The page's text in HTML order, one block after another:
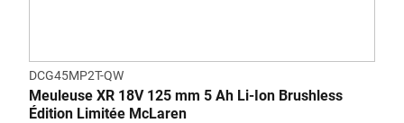
DCG45MP2T-QW
Meuleuse XR 18V 125 mm 5 Ah Li-Ion Brushless
Édition Limitée McLaren